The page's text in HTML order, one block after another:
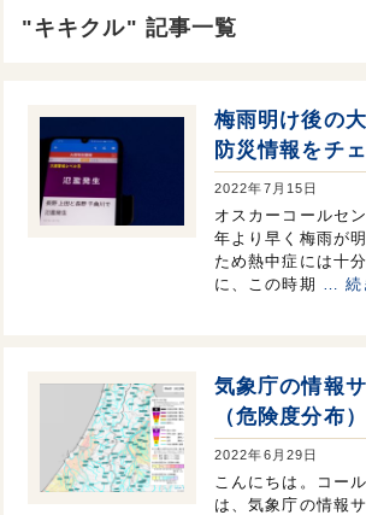
"キキクル" 記事一覧
梅雨明け後の
防災情報をチ
2022年7月15日
オスカーコールセ
年より早く梅雨が
ため熱中症には十
に、この時期
… 続
気象庁の情報
（危険度分布
2022年6月29日
こんにちは。コー
は、気象庁の情報